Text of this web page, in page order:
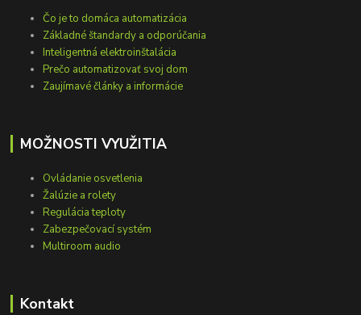
Čo je to domáca automatizácia
Základné štandardy a odporúčania
Inteligentná elektroinštalácia
Prečo automatizovať svoj dom
Zaujímavé články a informácie
MOŽNOSTI VYUŽITIA
Ovládanie osvetlenia
Žalúzie a rolety
Regulácia teploty
Zabezpečovací systém
Multiroom audio
Kontakt